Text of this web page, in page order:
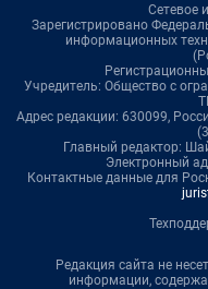
Сетевое
Зарегистрировано
информационных
Учредитель: Общество с
Адрес редакции: 630099,
Главный редактор:
Электронный
Контактные данные для
Редакция сайта не
информации,